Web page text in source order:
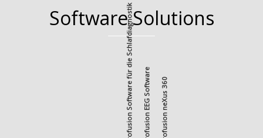
Software Solutions
Profusion Software für die SchlafdiagnostikProfusion EEG SoftwareProfusion neXus 360